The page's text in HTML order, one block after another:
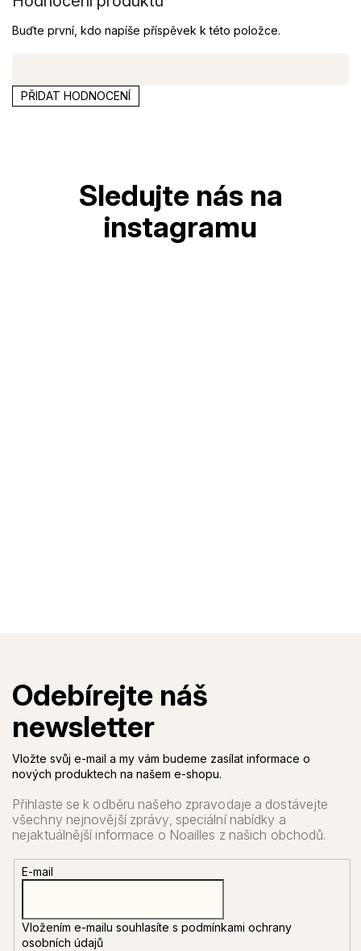
Buďte první, kdo napíše příspěvek k této položce.
PŘIDAT HODNOCENÍ
Vložte svůj e-mail a my vám budeme zasílat informace o
nových produktech na našem e-shopu.
E-mail
Vložením e-mailu souhlasíte s podmínkami ochrany
osobních údajů